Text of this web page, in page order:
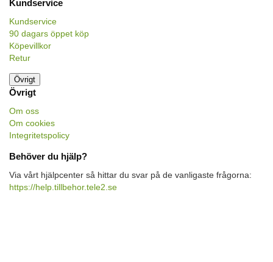
Kundservice
Kundservice
90 dagars öppet köp
Köpevillkor
Retur
Övrigt
Övrigt
Om oss
Om cookies
Integritetspolicy
Behöver du hjälp?
Via vårt hjälpcenter så hittar du svar på de vanligaste frågorna:
https://help.tillbehor.tele2.se